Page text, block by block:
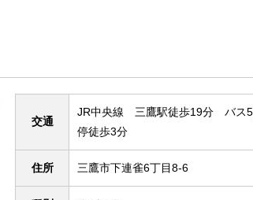
交通
JR中央線 三鷹駅徒歩19分 バス
停徒歩3分
住所 三鷹市下連雀6丁目8-6